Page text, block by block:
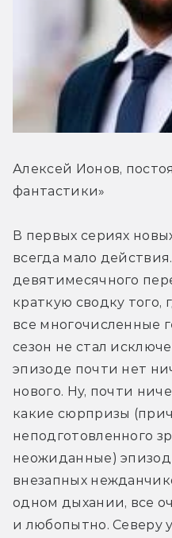
Алексей Ионов,
фантастики»
В первых сериях
всегда мало
девятимесячного
краткую сводку того,
все многочисленные
сезон не стал
эпизоде почти нет
нового. Ну, почти
какие сюрпризы
неподготовленного
неожиданные)
внезапных
одном дыхании, все
и любопытно. Северу